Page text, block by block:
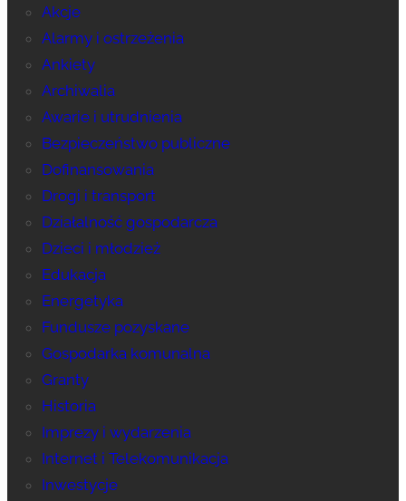
Akcje
Alarmy i ostrzeżenia
Ankiety
Archiwalia
Awarie i utrudnienia
Bezpieczeństwo publiczne
Dofinansowania
Drogi i transport
Działalność gospodarcza
Dzieci i młodzież
Edukacja
Energetyka
Fundusze pozyskane
Gospodarka komunalna
Granty
Historia
Imprezy i wydarzenia
Internet i Telekomunikacja
Inwestycje